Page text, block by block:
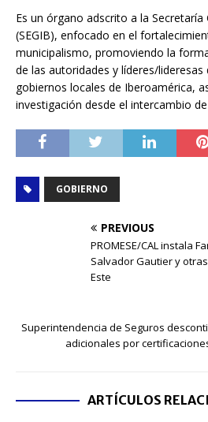
Es un órgano adscrito a la
(SEGIB), enfocado en el
municipalismo, promoviendo la
de las autoridades y líderes/lideresas
gobiernos locales de Iberoamérica,
investigación desde el intercambio
GOBIERNO
PREVIOUS
PROMESE/CAL instala
Salvador Gautier y
Este
Superintendencia de Seguros
adicionales por
ARTÍCULOS